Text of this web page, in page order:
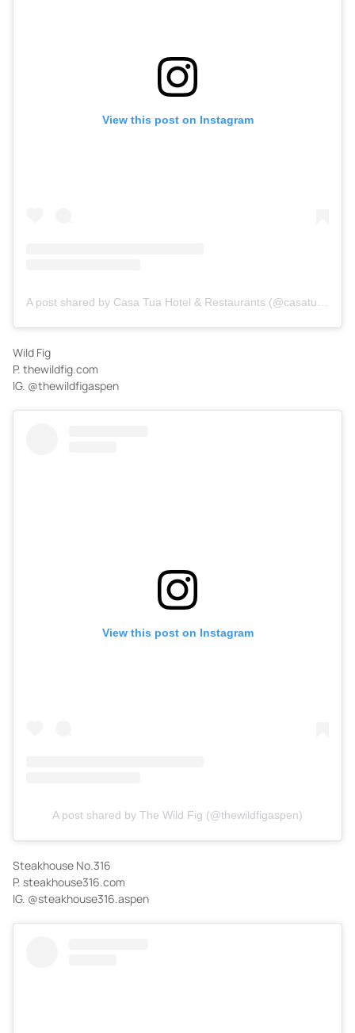
View this post on Instagram
Wild Fig
P. thewildfig.com
IG. @thewildfigaspen
View this post on Instagram
A post shared by The Wild Fig (@thewildfigaspen)
Steakhouse No.316
P. steakhouse316.com
IG. @steakhouse316.aspen